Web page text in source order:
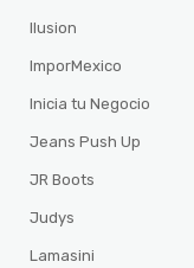
Ilusion
ImporMexico
Inicia tu Negocio
Jeans Push Up
JR Boots
Judys
Lamasini